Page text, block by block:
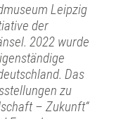
Leipzig
der
2022 wurde
Das
zu
– Zukunft“